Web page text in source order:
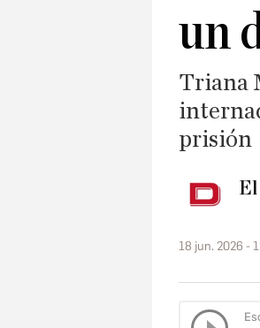
un
Triana
prisión
El
18 jun. 2026 -